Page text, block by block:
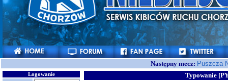
Następny mecz: Puszcza
Logowanie
Typowanie